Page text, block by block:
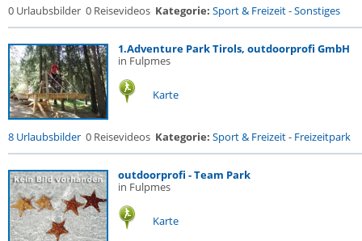
0 Urlaubsbilder 0 Reisevideos Kategorie: Sport & Freizeit-Sonstiges
1.Adventure Park Tirols, outdoorprofi GmbH
in Fulpmes
Karte
8 Urlaubsbilder 0 Reisevideos Kategorie: Sport & Freizeit- Freizeitpark
outdoorprofi - Team Park
in Fulpmes
Karte